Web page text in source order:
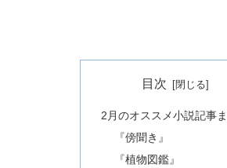
目次
2月のオススメ小説記事
『傍聞き』
『植物図鑑』